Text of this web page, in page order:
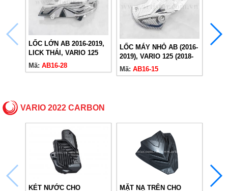
LỐC LỚN AB 2016-2019,
LICK THÁI, VARIO 125
(2018-2024)
Mã: AB16-28
LỐC MÁY NHỎ AB (2016-
2019), VARIO 125 (2018-
2024)
Mã: AB16-15
VARIO 2022 CARBON
KÉT NƯỚC CHO
MẶT NẠ TRÊN CHO